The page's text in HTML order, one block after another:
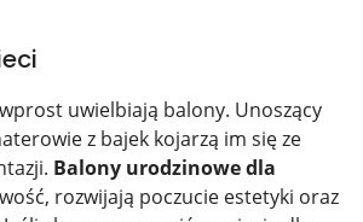
uwielbiają balony. Unoszący
z bajek kojarzą im się ze
Balony urodzinowe dla
rozwijają poczucie estetyki oraz